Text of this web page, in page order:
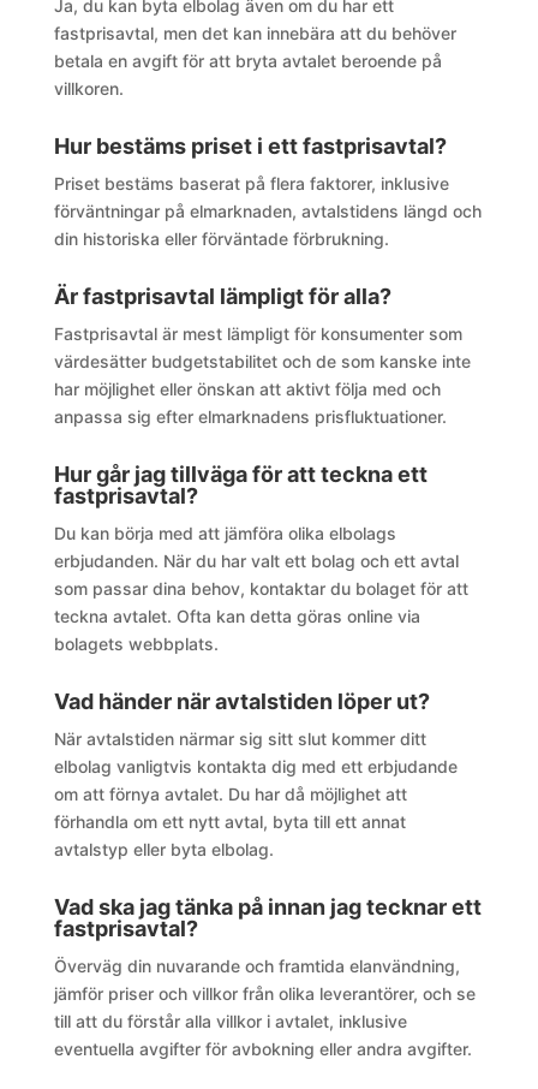
Ja, du kan byta elbolag även om du har ett
fastprisavtal, men det kan innebära att du behöver
betala en avgift för att bryta avtalet beroende på
villkoren.
Hur bestäms priset i ett fastprisavtal?
Priset bestäms baserat på flera faktorer, inklusive
förväntningar på elmarknaden, avtalstidens längd och
din historiska eller förväntade förbrukning.
Är fastprisavtal lämpligt för alla?
Fastprisavtal är mest lämpligt för konsumenter som
värdesätter budgetstabilitet och de som kanske inte
har möjlighet eller önskan att aktivt följa med och
anpassa sig efter elmarknadens prisfluktuationer.
Hur går jag tillväga för att teckna ett
fastprisavtal?
Du kan börja med att jämföra olika elbolags
erbjudanden. När du har valt ett bolag och ett avtal
som passar dina behov, kontaktar du bolaget för att
teckna avtalet. Ofta kan detta göras online via
bolagets webbplats.
Vad händer när avtalstiden löper ut?
När avtalstiden närmar sig sitt slut kommer ditt
elbolag vanligtvis kontakta dig med ett erbjudande
om att förnya avtalet. Du har då möjlighet att
förhandla om ett nytt avtal, byta till ett annat
avtalstyp eller byta elbolag.
Vad ska jag tänka på innan jag tecknar ett
fastprisavtal?
Överväg din nuvarande och framtida elanvändning,
jämför priser och villkor från olika leverantörer, och se
till att du förstår alla villkor i avtalet, inklusive
eventuella avgifter för avbokning eller andra avgifter.